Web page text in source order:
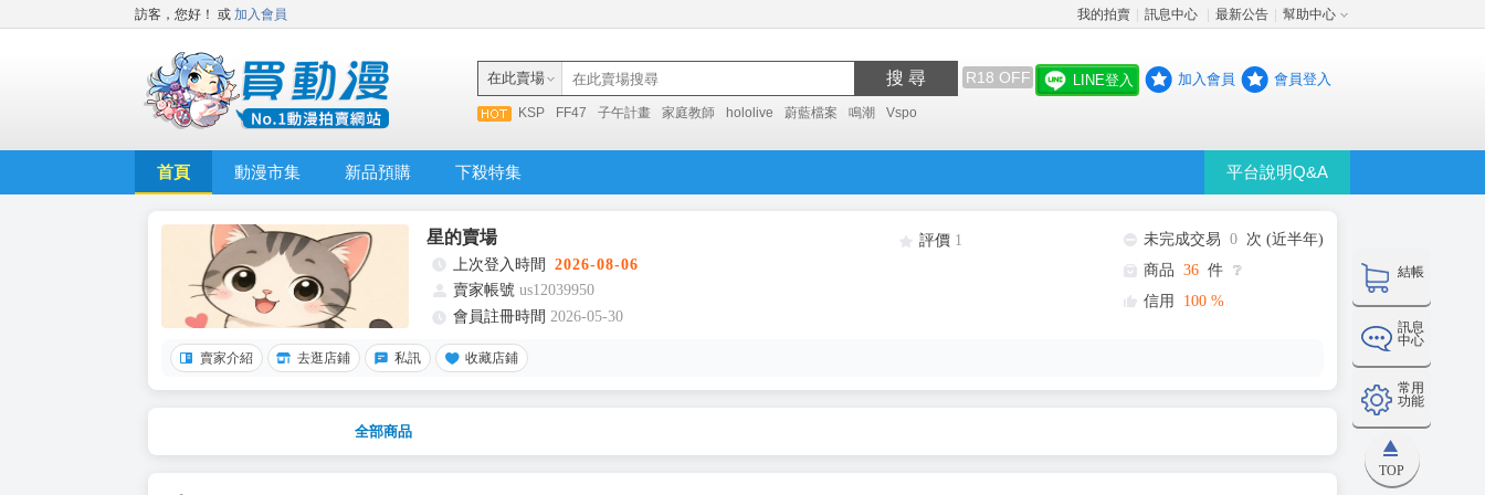
訪客，您好！ 或 加入會員 我的拍賣 訊息中心 最新公告 幫助中心
在此賣場 搜 尋 R18 OFF
KSP FF47 子午計畫 家庭教師 hololive 蔚藍檔案 鳴潮 Vspo
LINE登入 加入會員 會員登入
首頁 動漫市集 新品預購 下殺特集 平台說明Q&A
結帳
訊息
中心
常用
功能
TOP
星的賣場
上次登入時間
2026-08-06
賣家帳號 us12039950
會員註冊時間 2026-05-30
評價 1 未完成交易 0 次 (近半年)
商品 36 件 ❔
信用
100 %
賣家介紹 去逛店鋪 私訊 收藏店鋪
全部商品